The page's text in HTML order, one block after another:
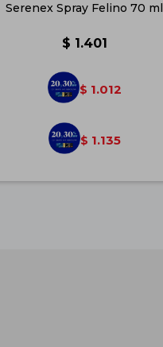
Serenex Spray Felino 70 ml
$ 1.401
$ 1.012
$ 1.135